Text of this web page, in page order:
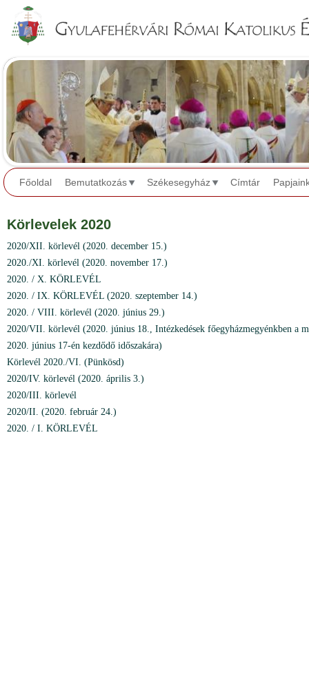
Főoldal Bemutatkozás Székesegyház Címtár
Körlevelek 2020
2020/XII. körlevél (2020. december 15.)
2020./XI. körlevél (2020. november 17.)
2020. / X. KÖRLEVÉL
2020. / IX. KÖRLEVÉL (2020. szeptember 14.)
2020. / VIII. körlevél (2020. június 29.)
2020/VII. körlevél (2020. június 18., Intézkedések főegyházmegyénkben a
2020. június 17-én kezdődő időszakára)
Körlevél 2020./VI. (Pünkösd)
2020/IV. körlevél (2020. április 3.)
2020/III. körlevél
2020/II. (2020. február 24.)
2020. / I. KÖRLEVÉL